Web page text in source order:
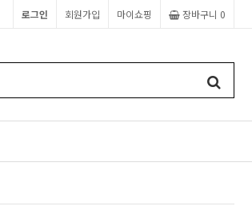
장바구니 0
마이쇼핑
회원가입
로그인